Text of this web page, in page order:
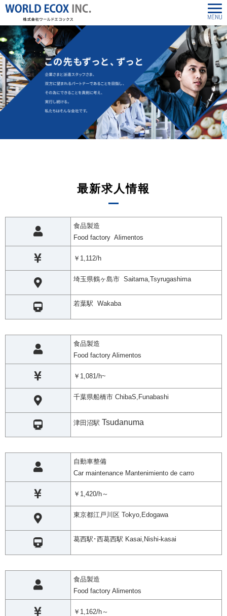
最新求人情報
食品製造
Food factory Alimentos
￥1,112/h
埼玉県鶴ヶ島市 Saitama,Tsyrugashima
若葉駅 Wakaba
食品製造
Food factory Alimentos
￥1,081/h~
千葉県船橋市 ChibaS,Funabashi
津田沼駅 Tsudanuma
自動車整備
Car maintenance Mantenimiento de carro
￥1,420/h～
東京都江戸川区 Tokyo,Edogawa
葛西駅･西葛西駅 Kasai,Nishi-kasai
食品製造
Food factory Alimentos
￥1,162/h～